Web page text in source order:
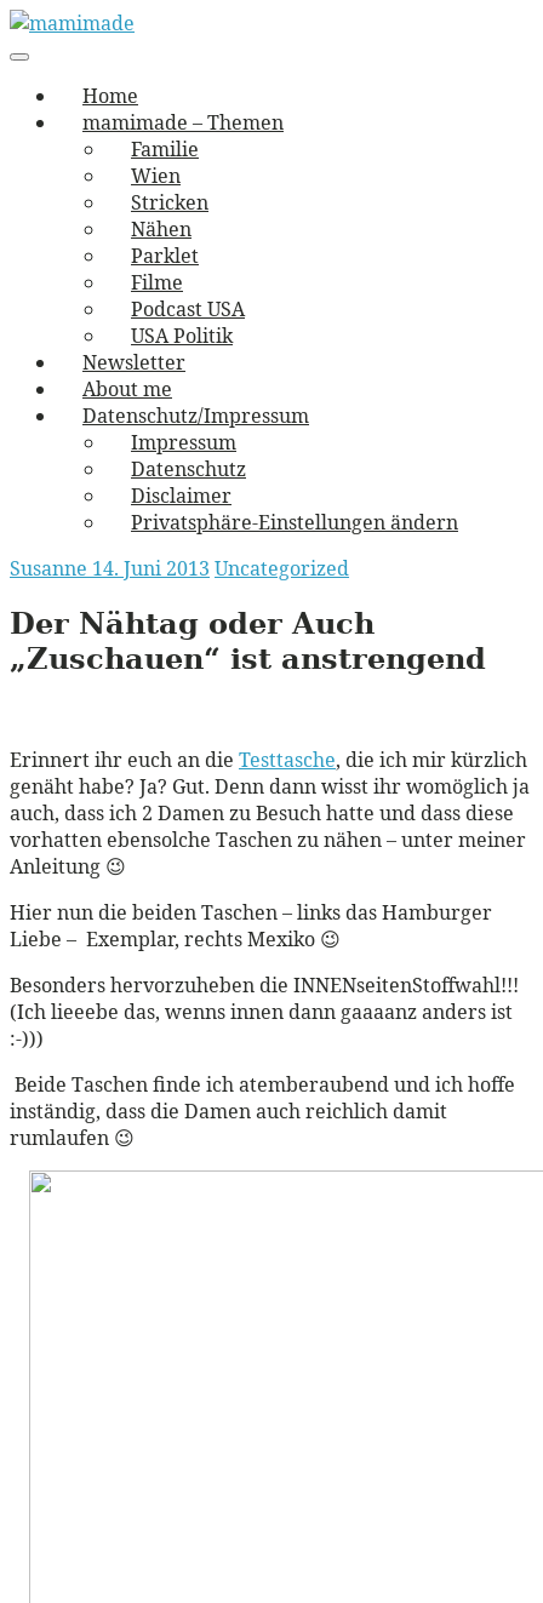
Skip
to
mamimade
vernäht und zugetextet
navigation
Menu
Home
mamimade – Themen
Familie
Wien
Stricken
Nähen
Parklet
Filme
Podcast USA
USA Politik
Newsletter
About me
Datenschutz/Impressum
Impressum
Datenschutz
Disclaimer
Privatsphäre-Einstellungen ändern
Susanne 14. Juni 2013 Uncategorized
Der Nähtag oder Auch
„Zuschauen“ ist anstrengend
Erinnert ihr euch an die Testtasche, die ich mir kürzlich
genäht habe? Ja? Gut. Denn dann wisst ihr womöglich ja
auch, dass ich 2 Damen zu Besuch hatte und dass diese
vorhatten ebensolche Taschen zu nähen – unter meiner
Anleitung 😉
Hier nun die beiden Taschen – links das Hamburger
Liebe – Exemplar, rechts Mexiko 😉
Besonders hervorzuheben die INNENseitenStoffwahl!!!
(Ich lieeebe das, wenns innen dann gaaaanz anders ist
:-)))
Beide Taschen finde ich atemberaubend und ich hoffe
inständig, dass die Damen auch reichlich damit
rumlaufen 😉